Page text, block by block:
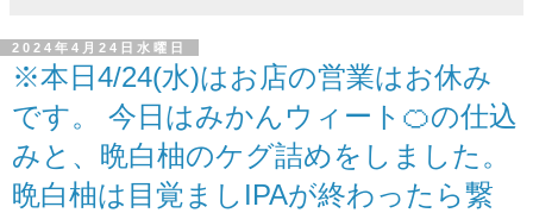
2024年4月24日水曜日
※本日4/24(水)はお店の営業はお休み
です。 今日はみかんウィート🍊の仕込
みと、晩白柚のケグ詰めをしました。
晩白柚は目覚ましIPAが終わったら繋